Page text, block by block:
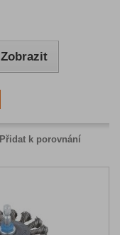
Zobrazit
Přidat k porovnání